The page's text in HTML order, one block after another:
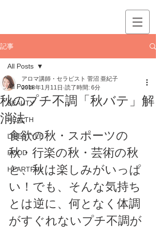
記事
All Posts
BEAUTY
HEALTH
LIFESTYLE
FOOD
HEARTFUL
All Posts
秋のプチ不調「秋バテ」解
消法
アロマ講師・セラピスト 菅沼 亜紀子
2018年1月11日 読了時間: 6分
食欲の秋・スポーツの
秋・行楽の秋・芸術の秋
と、秋は楽しみがいっぱ
い！でも、そんな気持ち
とは逆に、何となく体調
がすぐれないプチ不調が